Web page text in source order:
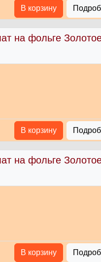
В корзину
на фольге
В корзину
на фольге
В корзину